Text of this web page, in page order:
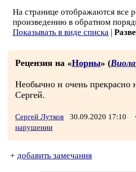
На странице отображаются все
произведению в обратном
Показывать в виде списка |
Рецензия на «Норны» (
Необычно и очень прекрасно
Сергей.
Сергей Лутков 30.09.2020 17:10
нарушении
+ добавить замечания